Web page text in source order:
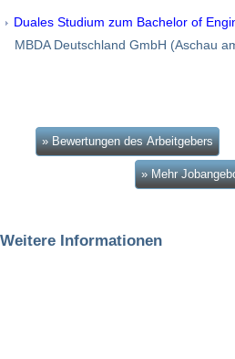
Duales Studium zum Bachelor of
MBDA Deutschland GmbH (Aschau
» Bewertungen des Arbeitgebers
» Mehr
Weitere Informationen